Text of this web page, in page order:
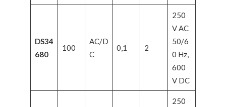
DS34
680
100
AC/D
C
0,1 2
250
V AC
50/6
0 Hz,
600
V DC
250